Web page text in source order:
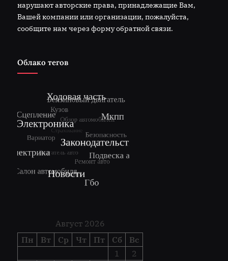
нарушают авторские права, принадлежащие Вам,
Вашей компании или организации, пожалуйста,
сообщите нам через форму обратной связи.
Облако тегов
Август 2026
Пн
Вт Ср Чт Пт Сб
Вс
1
2